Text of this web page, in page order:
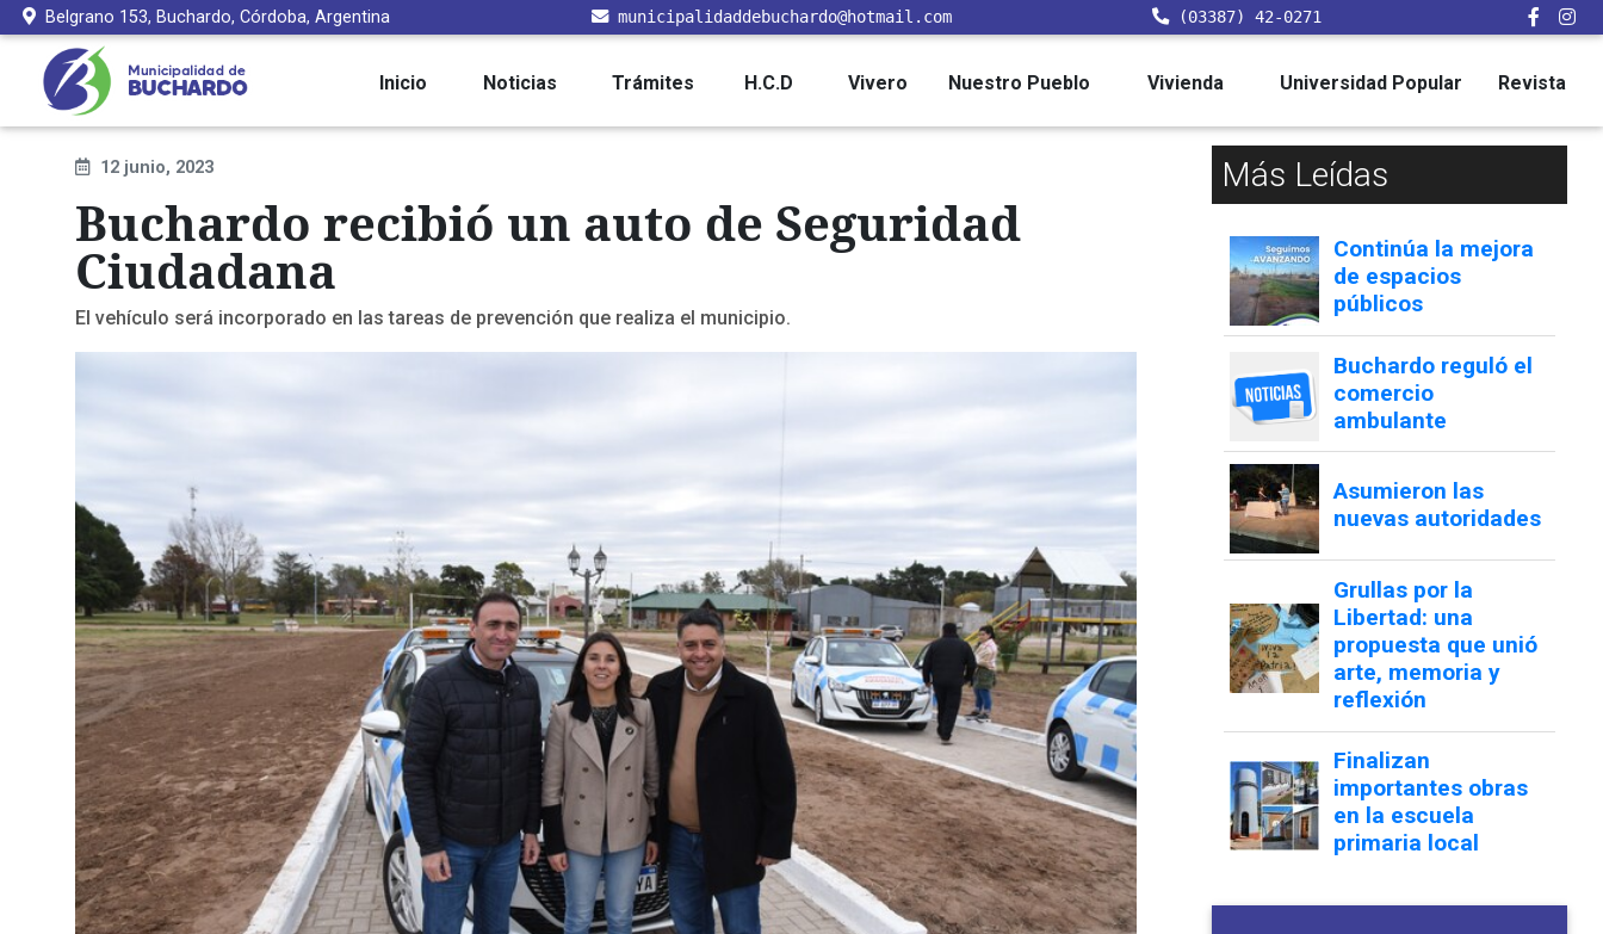
Belgrano 153, Buchardo, Córdoba, Argentina municipalidaddebuchardo@hotmail.com (03387) 42-0271
Inicio Noticias Trámites H.C.D Vivero Nuestro Pueblo Vivienda Universidad Popular Revista
12 junio, 2023
Buchardo recibió un auto de Seguridad
Ciudadana
El vehículo será incorporado en las tareas de prevención que realiza el municipio.
Más Leídas